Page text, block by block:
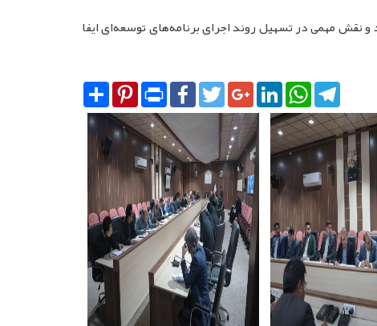
مهمی در تسهیل روند اجرای برنامه‌های توسعه‌ای ایفا
Share Pinterest
Print FacebookTwitterGoogle+LinkedInWhatsApp